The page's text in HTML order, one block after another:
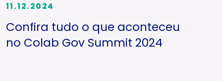
11.12.2024
Confira tudo o que aconteceu
no Colab Gov Summit 2024